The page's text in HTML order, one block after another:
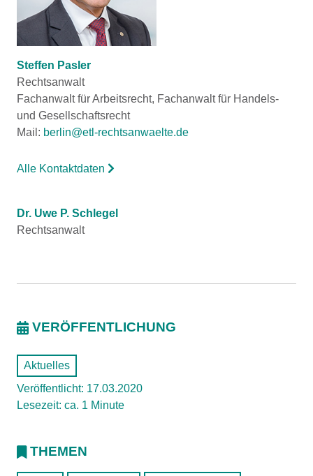
Steffen Pasler
Rechtsanwalt
Fachanwalt für Arbeitsrecht, Fachanwalt für Handels-
und Gesellschaftsrecht
Mail: berlin@etl-rechtsanwaelte.de
Alle Kontaktdaten
Dr. Uwe P. Schlegel
Rechtsanwalt
VERÖFFENTLICHUNG
Aktuelles
Veröffentlicht: 17.03.2020
Lesezeit: ca. 1 Minute
THEMEN